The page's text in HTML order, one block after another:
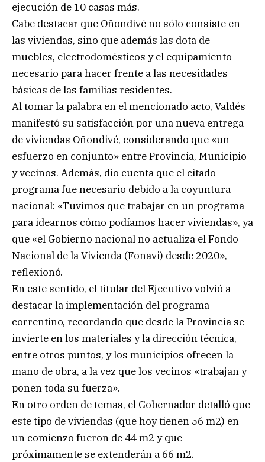
ejecución de 10 casas más.
Cabe destacar que Oñondivé no sólo consiste en
las viviendas, sino que además las dota de
muebles, electrodomésticos y el equipamiento
necesario para hacer frente a las necesidades
básicas de las familias residentes.
Al tomar la palabra en el mencionado acto, Valdés
manifestó su satisfacción por una nueva entrega
de viviendas Oñondivé, considerando que «un
esfuerzo en conjunto» entre Provincia, Municipio
y vecinos. Además, dio cuenta que el citado
programa fue necesario debido a la coyuntura
nacional: «Tuvimos que trabajar en un programa
para idearnos cómo podíamos hacer viviendas», ya
que «el Gobierno nacional no actualiza el Fondo
Nacional de la Vivienda (Fonavi) desde 2020»,
reflexionó.
En este sentido, el titular del Ejecutivo volvió a
destacar la implementación del programa
correntino, recordando que desde la Provincia se
invierte en los materiales y la dirección técnica,
entre otros puntos, y los municipios ofrecen la
mano de obra, a la vez que los vecinos «trabajan y
ponen toda su fuerza».
En otro orden de temas, el Gobernador detalló que
este tipo de viviendas (que hoy tienen 56 m2) en
un comienzo fueron de 44 m2 y que
próximamente se extenderán a 66 m2.